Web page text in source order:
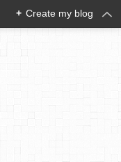
+ Create my blog